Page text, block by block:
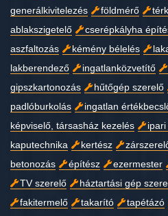
generálkivitelezés
földmérő
ablakszigetelő
cserépkályha
aszfaltozás
kémény bélelés
lakberendező
ingatlanközvetítő
gipszkartonozás
hűtőgép szerelő
padlóburkolás
ingatlan
képviselő, társasház kezelés
kaputechnika
kertész
betonozás
építész ezermester
TV szerelő
háztartási gép
fakitermelő
takarító tapétázó